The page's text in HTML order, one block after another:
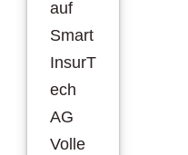
auf
Smart
InsurT
ech
AG
Volle